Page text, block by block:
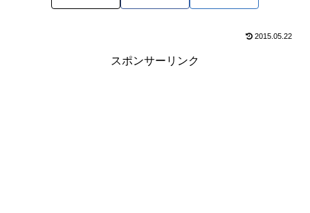
2015.05.22
スポンサーリンク